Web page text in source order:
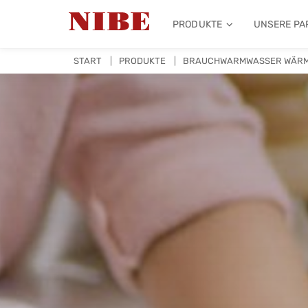
PRODUKTE UNSERE
START PRODUKTE BRAUCHWARMWASSER